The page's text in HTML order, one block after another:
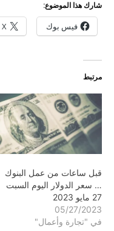
شارك هذا الموضوع:
فيس بوك X
مرتبط
قبل ساعات من عمل البنوك
… سعر الدولار اليوم السبت
27 مايو 2023
05/27/2023
في "تجارة وأعمال"